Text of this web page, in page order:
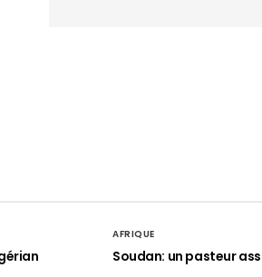
AFRIQUE
Soudan: un pasteur